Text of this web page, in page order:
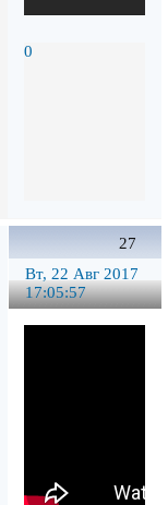
0
27
Вт, 22 Авг 2017
17:05:57